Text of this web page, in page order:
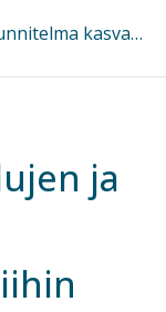
Suunnitelma kasvatuskeskustelujen ja kurinpitokeinojen käyttämisestä ja niihin liittyvät menettelytavat Lohjan kaupungin perusopetuksessa
ja